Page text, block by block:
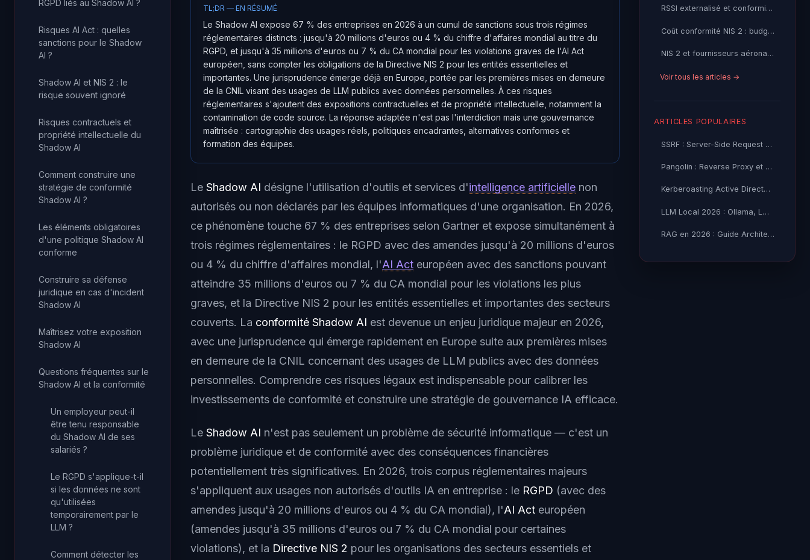
RGPD liés au Shadow AI ?
Risques AI Act : quelles
sanctions pour le Shadow
AI ?
Shadow AI et NIS 2 : le
risque souvent ignoré
Risques contractuels et
propriété intellectuelle du
Shadow AI
Comment construire une
stratégie de conformité
Shadow AI ?
Les éléments obligatoires
d'une politique Shadow AI
conforme
Construire sa défense
juridique en cas d'incident
Shadow AI
Maîtrisez votre exposition
Shadow AI
Questions fréquentes sur le
Shadow AI et la conformité
Un employeur peut-il
être tenu responsable
du Shadow AI de ses
salariés ?
Le RGPD s'applique-t-il
si les données ne sont
qu'utilisées
temporairement par le
LLM ?
Comment détecter les
TL;DR — EN RÉSUMÉ
Le Shadow AI expose 67 % des entreprises en 2026 à un cumul de sanctions sous trois régimes
réglementaires distincts : jusqu'à 20 millions d'euros ou 4 % du chiffre d'affaires mondial au titre du
RGPD, et jusqu'à 35 millions d'euros ou 7 % du CA mondial pour les violations graves de l'AI Act
européen, sans compter les obligations de la Directive NIS 2 pour les entités essentielles et
importantes. Une jurisprudence émerge déjà en Europe, portée par les premières mises en demeure
de la CNIL visant des usages de LLM publics avec données personnelles. À ces risques
réglementaires s'ajoutent des expositions contractuelles et de propriété intellectuelle, notamment la
contamination de code source. La réponse adaptée n'est pas l'interdiction mais une gouvernance
maîtrisée : cartographie des usages réels, politiques encadrantes, alternatives conformes et
formation des équipes.
Le Shadow AI désigne l'utilisation d'outils et services d'intelligence artificielle non
autorisés ou non déclarés par les équipes informatiques d'une organisation. En 2026,
ce phénomène touche 67 % des entreprises selon Gartner et expose simultanément à
trois régimes réglementaires : le RGPD avec des amendes jusqu'à 20 millions d'euros
ou 4 % du chiffre d'affaires mondial, l'AI Act européen avec des sanctions pouvant
atteindre 35 millions d'euros ou 7 % du CA mondial pour les violations les plus
graves, et la Directive NIS 2 pour les entités essentielles et importantes des secteurs
couverts. La conformité Shadow AI est devenue un enjeu juridique majeur en 2026,
avec une jurisprudence qui émerge rapidement en Europe suite aux premières mises
en demeure de la CNIL concernant des usages de LLM publics avec des données
personnelles. Comprendre ces risques légaux est indispensable pour calibrer les
investissements de conformité et construire une stratégie de gouvernance IA efficace.
Le Shadow AI n'est pas seulement un problème de sécurité informatique — c'est un
problème juridique et de conformité avec des conséquences financières
potentiellement très significatives. En 2026, trois corpus réglementaires majeurs
s'appliquent aux usages non autorisés d'outils IA en entreprise : le RGPD (avec des
amendes jusqu'à 20 millions d'euros ou 4 % du CA mondial), l'AI Act européen
(amendes jusqu'à 35 millions d'euros ou 7 % du CA mondial pour certaines
violations), et la Directive NIS 2 pour les organisations des secteurs essentiels et
RSSI externalisé et conformité NIS 2 : l'accompagnement clé en main
Coût conformité NIS 2 : budget réaliste pour une PME 2026
NIS 2 et fournisseurs aéronautiques : obligations 2026
Voir tous les articles →
ARTICLES POPULAIRES
SSRF : Server-Side Request Forgery — Exploitation Avancée
Pangolin : Reverse Proxy et Tunnel Self-Hosted — Guide
Kerberoasting Active Directory : Attaque et Défense 2026
LLM Local 2026 : Ollama, LM Studio ou vLLM — Quel Outil selon
RAG en 2026 : Guide Architecture, Vectorisation & Chunking